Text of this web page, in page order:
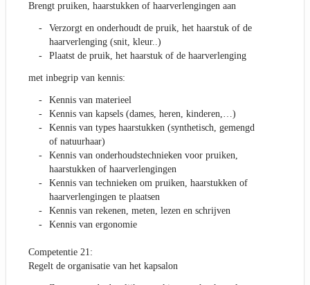
Brengt pruiken, haarstukken of haarverlengingen aan
Verzorgt en onderhoudt de pruik, het haarstuk of de
haarverlenging (snit, kleur..)
Plaatst de pruik, het haarstuk of de haarverlenging
met inbegrip van kennis:
Kennis van materieel
Kennis van kapsels (dames, heren, kinderen,…)
Kennis van types haarstukken (synthetisch, gemengd
of natuurhaar)
Kennis van onderhoudstechnieken voor pruiken,
haarstukken of haarverlengingen
Kennis van technieken om pruiken, haarstukken of
haarverlengingen te plaatsen
Kennis van rekenen, meten, lezen en schrijven
Kennis van ergonomie
Competentie 21:
Regelt de organisatie van het kapsalon